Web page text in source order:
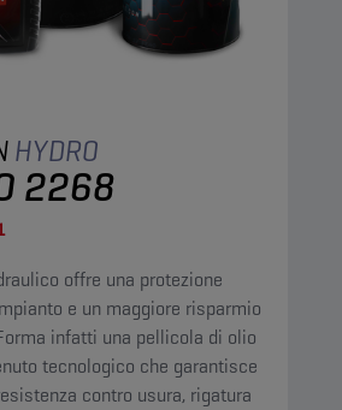
HYDRO
2268
offre una protezione
e un maggiore risparmio
infatti una pellicola di olio
tecnologico che garantisce
contro usura, rigatura